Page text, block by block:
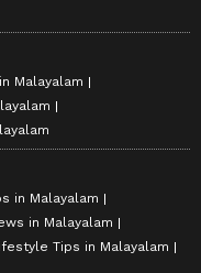
Malayalam
in Malayalam
in Malayalam
Tips in Malayalam